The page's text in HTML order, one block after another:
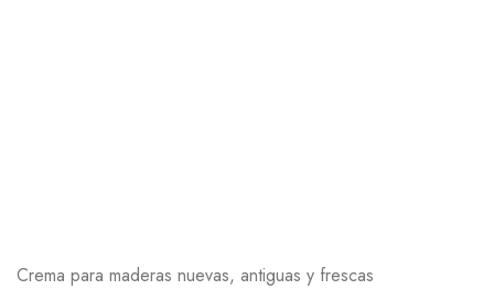
Crema para maderas nuevas, antiguas y frescas